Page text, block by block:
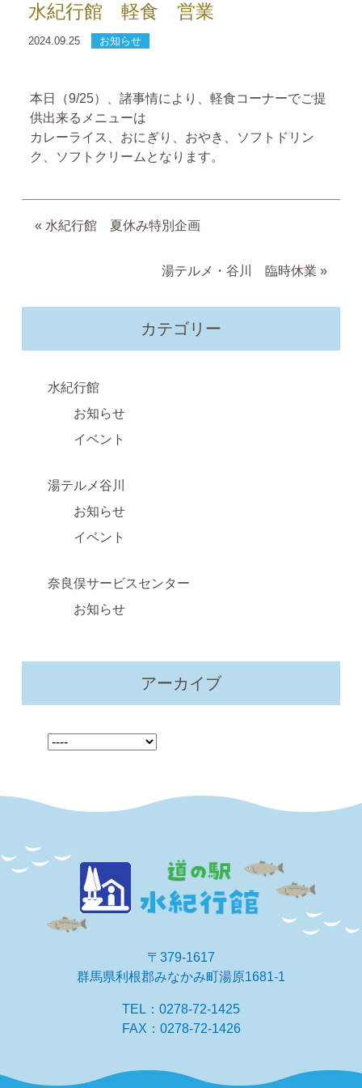
水紀行館 軽食 営業
2024.09.25 お知らせ
本日（9/25）、諸事情により、軽食コーナーでご提
供出来るメニューは
カレーライス、おにぎり、おやき、ソフトドリン
ク、ソフトクリームとなります。
« 水紀行館 夏休み特別企画
湯テルメ・谷川 臨時休業 »
カテゴリー
水紀行館
お知らせ
イベント
湯テルメ谷川
お知らせ
イベント
奈良俣サービスセンター
お知らせ
アーカイブ
〒379-1617
群馬県利根郡みなかみ町湯原1681-1
TEL：0278-72-1425
FAX：0278-72-1426